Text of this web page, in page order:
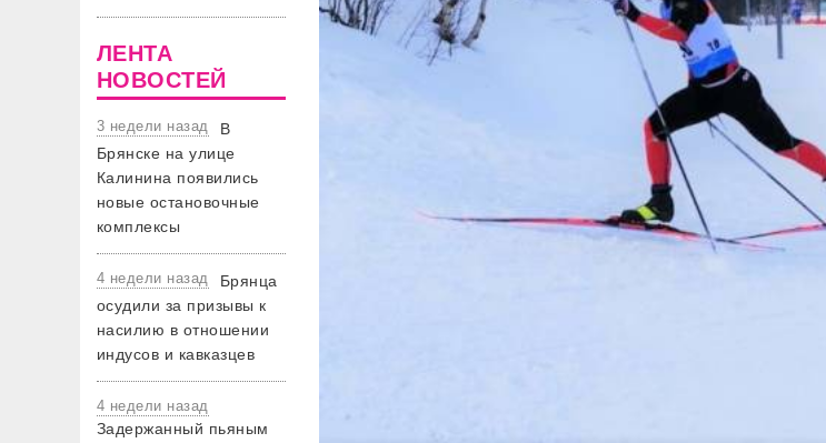
ЛЕНТА
НОВОСТЕЙ
3 недели назад
В
Брянске на улице
Калинина появились
новые остановочные
комплексы
4 недели назад
Брянца
осудили за призывы к
насилию в отношении
индусов и кавказцев
4 недели назад
Задержанный пьяным